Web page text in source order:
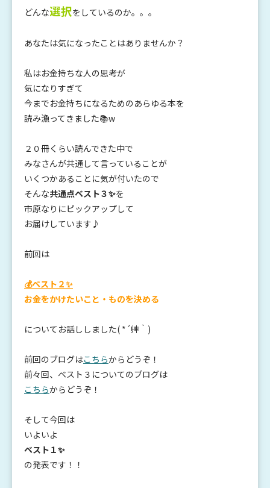
どんな選択をしているのか。。。
あなたは気になったことはありませんか？
私はお金持ちな人の思考が
気になりすぎて
今までお金持ちになるためのあらゆる本を
読み漁ってきました📚w
２０冊くらい読んできた中で
みなさんが共通して言っていることが
いくつかあることに気が付いたので
そんな共通点ベスト３✨を
市原なりにピックアップして
お届けしています♪
前回は
💰ベスト２✨
お金をかけたいこと・ものを決める
についてお話ししました( *´艸｀)
前回のブログはこちらからどうぞ！
前々回、ベスト３についてのブログは
こちらからどうぞ！
そして今回は
いよいよ
ベスト１✨
の発表です！！